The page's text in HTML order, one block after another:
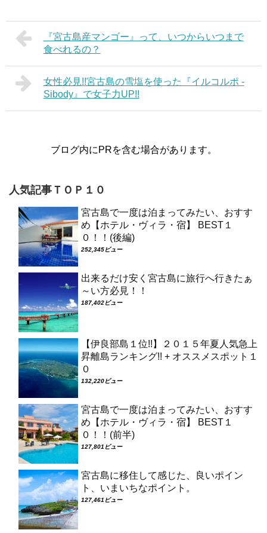
『宮古島産マンゴー』って、いつからいつまで
食べれるの？
女性必見!!宮古島の雪塩を使った『イルコルポ -
Sibody』で女子力UP!!
ブログ内にPRを含む場合があります。
人気記事ＴＯＰ１０
宮古島で一度は泊まってみたい、おすす
め【ホテル・ヴィラ・宿】 BEST１
０！！(後編)
252,345ビュー
出来るだけ安く宮古島に旅行へ行きたぁ
～い方必見！！
187,402ビュー
【伊良部島１位!!】２０１５年夏人気急上
昇離島ランキング!! + オススメスポット１
０
132,220ビュー
宮古島で一度は泊まってみたい、おすす
め【ホテル・ヴィラ・宿】 BEST１
０！！(前半)
127,801ビュー
宮古島に移住して感じた、良いポイン
ト、いまいちなポイント。
127,461ビュー